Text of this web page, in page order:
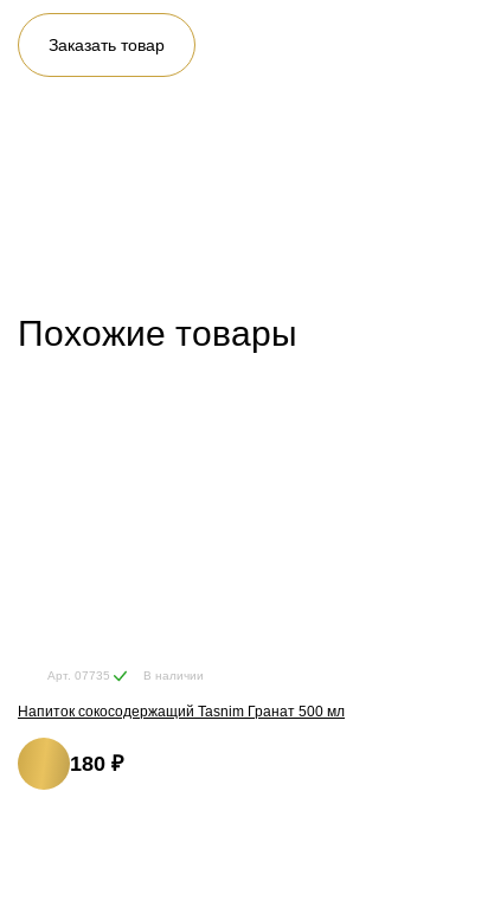
Заказать товар
Похожие товары
Арт. 07735 В наличии
Напиток сокосодержащий Tasnim Гранат 500 мл
180 ₽